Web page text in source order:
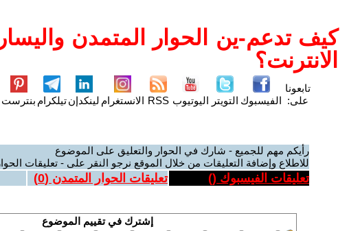
كيف تدعم-ين الحوار المتمدن
الانترنت؟
تابعونا
على: الفيسبوك التويتر اليوتيوب RSS الانستغرام لينكدإنتيلكرام بنترست
رأيكم مهم للجميع - شارك في الحوار والتعليق على الموضوع
للاطلاع وإضافة التعليقات من خلال الموقع نرجو النقر على - تعليقات
تعليقات الفيسبوك () تعليقات الحوار المتمدن (0
)